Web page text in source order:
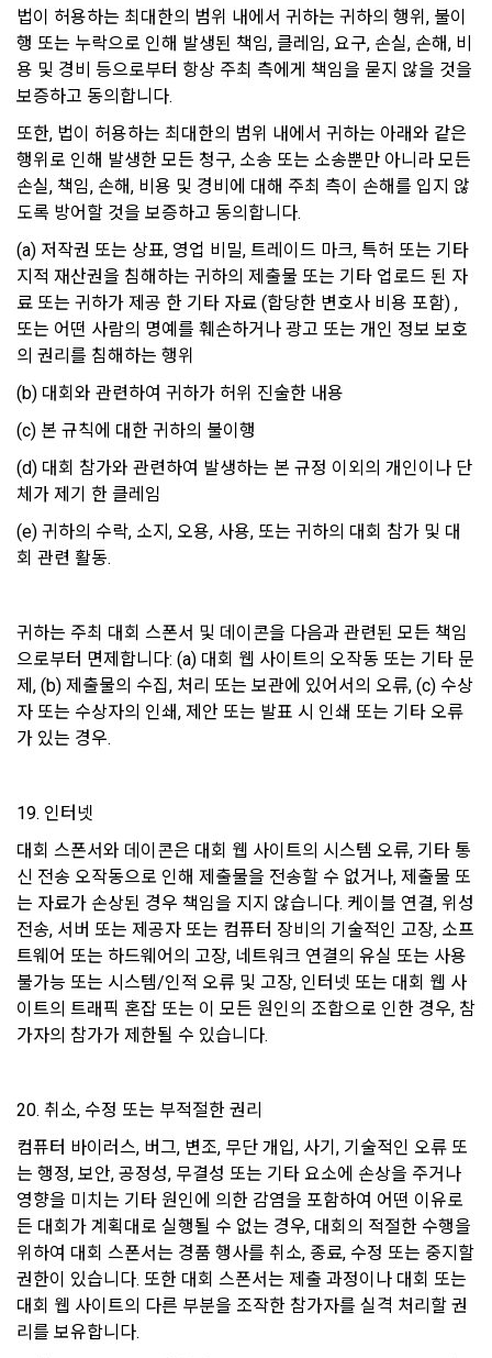
다. 해킹행위 또는 바이러스의 유포 행위, 타인의 의사에 반하여
광고성 정보 등 일정한 내용을 계속 적으로 전송하는 행위
라. 서비스의 안정적인 운영에 지장을 주거나 줄 우려가 있다고
판단되는 행위
마. 사이트의 정보 및 서비스를 이용한 영리행위
바. 그 밖에 선량한 풍속, 기타 사회질서를 해하거나 관계법령에
위반하는 행위
9. 회원탈퇴 이후에도 약관 및 법적 책임은 유효할 수 있다.
제 22 조 (이용 자격의 제한 및 정지)
“회사”는 “회원”이 다음 각 호에 해당하는 사실이 발견되었을 경
우 사전 통지 없이 이용 계약을 해지하거나 또는 기간을 정하여
서비스 이용을 제한할 수 있다.
가. “회사”가 제공하는 자원을 사용하여 공공질서, 사회적 통념
에 반하는 행위를 한 경우
나. “회사”가 제공하는 자원을 사용하여 사회적 공익을 저해할
목적으로 서비스 이용을 계획 또는 실행한 경우
행위를 한 경우
라. 타인의 명예를 손상시키거나 불이익을 주는 행위를 한 경우
제 23 조 (게시물)
“회사”는 “회원”이 게시하거나 등록하는 내용물이 다음 각 호에
해당된다고 판단되는 경우 사전 통지 없이 삭제할 수 있다.
라. 국가의 경제질서를 파괴하거나 경제발전에 위해가 되는 내
용인 경우
마. 범죄행위 및 기타 법률에서 금지하는 내용인 경우
바. 광고성 게시물을 무단 게재한 경우
제 24 조 (대회)
2. 대회 규칙, 평가 기준, 수상 대상, 수상 내용은 “회사”에 의해
사전 게시돼야 한다.
3. 주최사는 대회 운영을 위한 데이터를 “회사”에 제공하고, “회
사”는 이를 가공한 데이터 세트를 게시한다. 다만 “회사”는 “호스
트”가 제공한 데이터가 저작권법 기타 법령에 위반한다는 사정
을 알 수 없고, 이에 “회사”의 귀책사유가 없는 경우에는 어떠한
법적 책임도 부담하지 않는다.
4. “회사” 내부에 고용관계가 인정되는 “근로자”는 “대회” 종료
후 우승자가 상금을 수령한 경우에만 대회 참가가 가능하다. 단,
대회 운영∙관리 차원에서의 대회 참가는 예외로 둔다.
12. 이용자의 권리와 그 행사방법
이용자는 언제든지 ‘데이콘 홈 > 프로필’에서 자신의 개인정보를
조회하거나 수정할 수 있습니다.
이용자는 언제든지 ‘회원탈퇴’ 등을 통해 개인정보의 수집 및 이
용 동의를 철회할 수 있습니다.
회하거나 수정할 권리, 수집 및 이용 동의를 철회할 권리를 가집
니다.
이용자 및 법정대리인은 언제든지 등록되어 있는 자신 혹은 당
수 있습니다. 이용자 및 법정대리인은 개인정보 조회/수정/가입
해지(동의철회)를 '내계정관리'를 통해 처리가 가능하며, 개인정
보 처리부서에 이메일로 연락하시는 경우에는 본인 확인 절차를
거친 후 조치하겠습니다.
이용자가 개인정보의 오류에 대한 정정을 요청하신 경우에는 정
정을 완료하기 전까지 당해 개인정보를 이용 또는 제공하지 않
어지도록 하겠습니다.
"회사"는 이용자 요청에 의해 해지 또는 삭제된 개인정보는 '4.
개인정보의 보유 및 이용기간'에 명시된 바에 따라 처리하고 그
외의 용도로 열람 또는 이용할 수 없도록 처리하고 있습니다.
13. 개인정보 처리 부서 및 민원서비스
"회사"는 이용자의 개인정보를 보호하고 개인정보와 관련한 고
충처리를 위하여 아래와 같이 개인정보 처리 부서 및 연락처를
지정하고 있습니다.
-개인정보 처리부서 : 데이콘 지원팀 dacon@dacon.io
기타 개인정보에 관한 상담이 필요한 경우에는 아래 기관에 문
의하실 수 있습니다.
118
-대검찰청 사이버수사과: http://www.spo.go.kr/ 국번없이
1301
-경찰청 사이버안전국:  http://www.police.go.kr/ 국번없이 182
14. 개정 전 고지 의무
아래 사항에 관한 개인정보처리방침의 변경이 있을 경우 개정
최소 7일 전에 ‘공지사항’을 통해 사전 공지를 할 것입니다.
법이 허용하는 최대한의 범위 내에서 귀하는 귀하의 행위, 불이
행 또는 누락으로 인해 발생된 책임, 클레임, 요구, 손실, 손해, 비
용 및 경비 등으로부터 항상 주최 측에게 책임을 묻지 않을 것을
보증하고 동의합니다.
또한, 법이 허용하는 최대한의 범위 내에서 귀하는 아래와 같은
행위로 인해 발생한 모든 청구, 소송 또는 소송뿐만 아니라 모든
손실, 책임, 손해, 비용 및 경비에 대해 주최 측이 손해를 입지 않
도록 방어할 것을 보증하고 동의합니다.
(a) 저작권 또는 상표, 영업 비밀, 트레이드 마크, 특허 또는 기타
지적 재산권을 침해하는 귀하의 제출물 또는 기타 업로드 된 자
료 또는 귀하가 제공 한 기타 자료 (합당한 변호사 비용 포함) ,
또는 어떤 사람의 명예를 훼손하거나 광고 또는 개인 정보 보호
의 권리를 침해하는 행위
(b) 대회와 관련하여 귀하가 허위 진술한 내용
(c) 본 규칙에 대한 귀하의 불이행
(d) 대회 참가와 관련하여 발생하는 본 규정 이외의 개인이나 단
체가 제기 한 클레임
(e) 귀하의 수락, 소지, 오용, 사용, 또는 귀하의 대회 참가 및 대
회 관련 활동.
귀하는 주최 대회 스폰서 및 데이콘을 다음과 관련된 모든 책임
으로부터 면제합니다: (a) 대회 웹 사이트의 오작동 또는 기타 문
제, (b) 제출물의 수집, 처리 또는 보관에 있어서의 오류, (c) 수상
자 또는 수상자의 인쇄, 제안 또는 발표 시 인쇄 또는 기타 오류
가 있는 경우.
19. 인터넷
대회 스폰서와 데이콘은 대회 웹 사이트의 시스템 오류, 기타 통
신 전송 오작동으로 인해 제출물을 전송할 수 없거나, 제출물 또
는 자료가 손상된 경우 책임을 지지 않습니다. 케이블 연결, 위성
전송, 서버 또는 제공자 또는 컴퓨터 장비의 기술적인 고장, 소프
트웨어 또는 하드웨어의 고장, 네트워크 연결의 유실 또는 사용
불가능 또는 시스템/인적 오류 및 고장, 인터넷 또는 대회 웹 사
이트의 트래픽 혼잡 또는 이 모든 원인의 조합으로 인한 경우, 참
가자의 참가가 제한될 수 있습니다.
20. 취소, 수정 또는 부적절한 권리
컴퓨터 바이러스, 버그, 변조, 무단 개입, 사기, 기술적인 오류 또
는 행정, 보안, 공정성, 무결성 또는 기타 요소에 손상을 주거나
영향을 미치는 기타 원인에 의한 감염을 포함하여 어떤 이유로
든 대회가 계획대로 실행될 수 없는 경우, 대회의 적절한 수행을
위하여 대회 스폰서는 경품 행사를 취소, 종료, 수정 또는 중지할
권한이 있습니다. 또한 대회 스폰서는 제출 과정이나 대회 또는
대회 웹 사이트의 다른 부분을 조작한 참가자를 실격 처리할 권
리를 보유합니다.